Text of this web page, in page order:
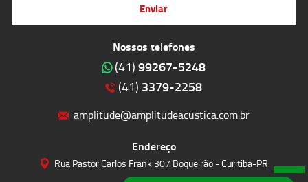
Nossos telefones
(41) 99267-5248
(41) 3379-2258
amplitude@amplitudeacustica.com.br
Endereço
Rua Pastor Carlos Frank 307 Boqueirão - Curitiba-PR
Enviar